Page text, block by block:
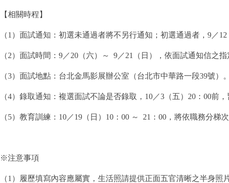
【相關時程】
（1）面試通知：初選未通過者將不另行通知；初選通過者，9／
（2）面試時間：9／20（六）～ 9／21（日），依面試通知信之指
（3）面試地點：台北金馬影展辦公室（台北市中華路一段39號）。
（4）錄取通知：複選面試不論是否錄取，10／3（五）20：00前
（5）教育訓練：10／19（日）10：00 ～ 21：00，將依職務分梯
※注意事項
（1）履歷填寫內容應屬實，生活照請提供正面五官清晰之半身照片